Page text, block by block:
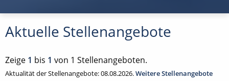
Aktuelle Stellenangebote
Zeige 1 bis 1 von 1 Stellenangeboten.
Aktualität der Stellenangebote: 08.08.2026.Weitere Stellenangebote